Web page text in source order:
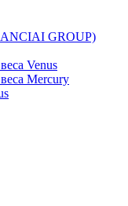
GROUP)
Venus
Mercury